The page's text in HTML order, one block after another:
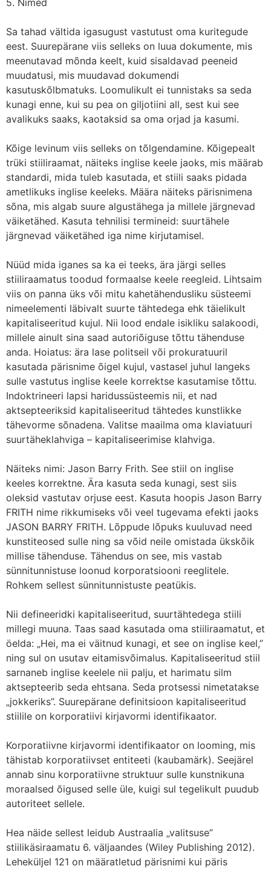
Sa tahad vältida igasugust vastutust oma kuritegude
eest. Suurepärane viis selleks on luua dokumente, mis
meenutavad mõnda keelt, kuid sisaldavad peeneid
muudatusi, mis muudavad dokumendi
kasutuskõlbmatuks. Loomulikult ei tunnistaks sa seda
kunagi enne, kui su pea on giljotiini all, sest kui see
avalikuks saaks, kaotaksid sa oma orjad ja kasumi.
Kõige levinum viis selleks on tõlgendamine. Kõigepealt
trüki stiiliraamat, näiteks inglise keele jaoks, mis määrab
standardi, mida tuleb kasutada, et stiili saaks pidada
ametlikuks inglise keeleks. Määra näiteks pärisnimena
sõna, mis algab suure algustähega ja millele järgnevad
väiketähed. Kasuta tehnilisi termineid: suurtähele
järgnevad väiketähed iga nime kirjutamisel.
Nüüd mida iganes sa ka ei teeks, ära järgi selles
stiiliraamatus toodud formaalse keele reegleid. Lihtsaim
viis on panna üks või mitu kahetähendusliku süsteemi
nimeelementi läbivalt suurte tähtedega ehk täielikult
kapitaliseeritud kujul. Nii lood endale isikliku salakoodi,
millele ainult sina saad autoriõiguse tõttu tähenduse
anda. Hoiatus: ära lase politseil või prokuratuuril
kasutada pärisnime õigel kujul, vastasel juhul langeks
sulle vastutus inglise keele korrektse kasutamise tõttu.
Indoktrineeri lapsi haridussüsteemis nii, et nad
aktsepteeriksid kapitaliseeritud tähtedes kunstlikke
tähevorme sõnadena. Valitse maailma oma klaviatuuri
suurtäheklahviga – kapitaliseerimise klahviga.
Näiteks nimi: Jason Barry Frith. See stiil on inglise
keeles korrektne. Ära kasuta seda kunagi, sest siis
oleksid vastutav orjuse eest. Kasuta hoopis Jason Barry
FRITH nime rikkumiseks või veel tugevama efekti jaoks
JASON BARRY FRITH. Lõppude lõpuks kuuluvad need
kunstiteosed sulle ning sa võid neile omistada ükskõik
millise tähenduse. Tähendus on see, mis vastab
sünnitunnistuse loonud korporatsiooni reeglitele.
Rohkem sellest sünnitunnistuste peatükis.
Nii defineeridki kapitaliseeritud, suurtähtedega stiili
millegi muuna. Taas saad kasutada oma stiiliraamatut, et
öelda: „Hei, ma ei väitnud kunagi, et see on inglise keel,”
ning sul on usutav eitamisvõimalus. Kapitaliseeritud stiil
sarnaneb inglise keelele nii palju, et harimatu silm
aktsepteerib seda ehtsana. Seda protsessi nimetatakse
„jokkeriks”. Suurepärane definitsioon kapitaliseeritud
stiilile on korporatiivi kirjavormi identifikaator.
Korporatiivne kirjavormi identifikaator on looming, mis
tähistab korporatiivset entiteeti (kaubamärk). Seejärel
annab sinu korporatiivne struktuur sulle kunstnikuna
moraalsed õigused selle üle, kuigi sul tegelikult puudub
autoriteet sellele.
Hea näide sellest leidub Austraalia „valitsuse”
stiilikäsiraamatu 6. väljaandes (Wiley Publishing 2012).
Leheküljel 121 on määratletud pärisnimi kui päris